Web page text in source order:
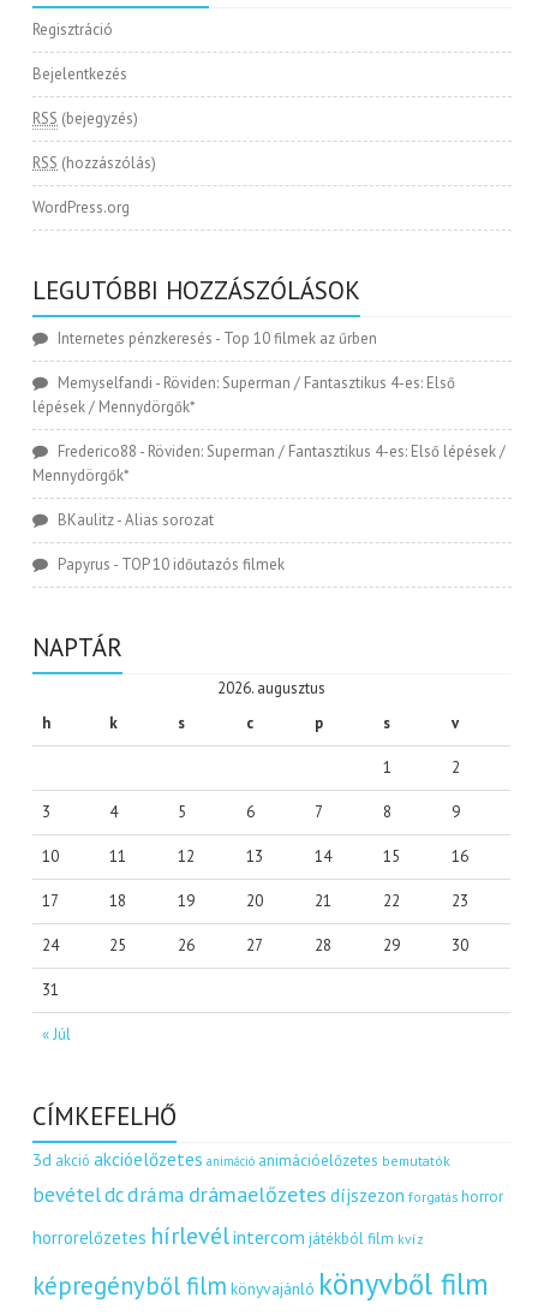
Regisztráció
Bejelentkezés
RSS (bejegyzés)
RSS (hozzászólás)
WordPress.org
LEGUTÓBBI HOZZÁSZÓLÁSOK
Internetes pénzkeresés - Top 10 filmek az űrben
Memyselfandi - Röviden: Superman / Fantasztikus 4-es: Első
lépések / Mennydörgők*
Frederico88 - Röviden: Superman / Fantasztikus 4-es: Első lépések /
Mennydörgők*
BKaulitz-Alias sorozat
Papyrus - TOP 10 időutazós filmek
NAPTÁR
2026. augusztus
h
k s c p s v
« Júl
1 2
3 4 5 6 7 8 9
10 11 12 13 14 15 16
17 18 19 20 21 22 23
24 25 26 27 28 29 30
31
CÍMKEFELHŐ
3d akció akcióelőzetes animáció animációelőzetes bemutatók
bevételdcdráma drámaelőzetes díjszezon forgatás horror
horrorelőzetes hírlevélintercom játékból film kvíz
képregényből film könyvajánló könyvből film